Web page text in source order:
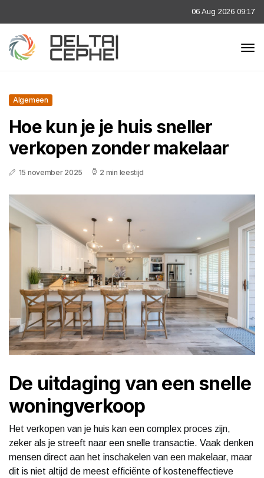
06 Aug 2026 09:17
Algemeen
Hoe kun je je huis sneller
verkopen zonder makelaar
15 november 2025 2 min leestijd
De uitdaging van een snelle
woningverkoop
Het verkopen van je huis kan een complex proces zijn,
zeker als je streeft naar een snelle transactie. Vaak denken
mensen direct aan het inschakelen van een makelaar, maar
dit is niet altijd de meest efficiënte of kosteneffectieve